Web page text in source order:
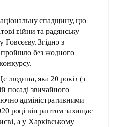
спадщину, цю
війни та радянську
Згідно з
без жодного
людина, яка 20 років (з
посаді звичайного
адміністративними
році він раптом захищає
а у Харківському